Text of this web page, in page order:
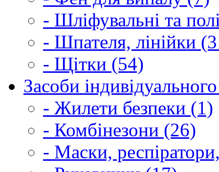
- Шліфувальні та
- Шпателя, лінійки
- Щітки (54)
Засоби
- Жилети безпеки (1)
- Комбінезони (26)
- Маски,